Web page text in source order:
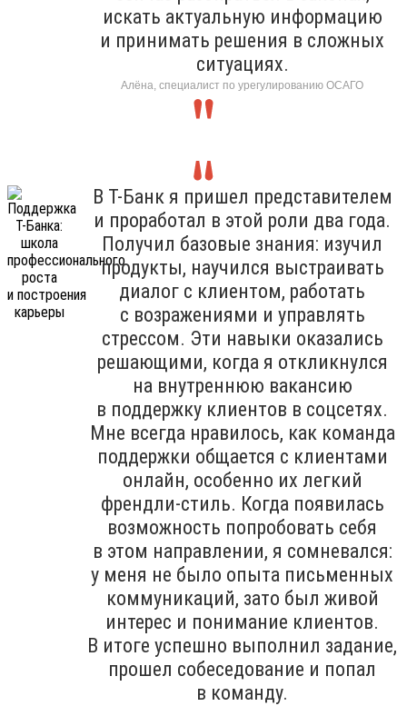
искать актуальную информацию
и принимать решения в сложных
ситуациях.
Алёна, специалист по урегулированию ОСАГО
В Т-Банк я пришел представителем
и проработал в этой роли два года.
Получил базовые знания: изучил
продукты, научился выстраивать
диалог с клиентом, работать
с возражениями и управлять
стрессом. Эти навыки оказались
решающими, когда я откликнулся
на внутреннюю вакансию
в поддержку клиентов в соцсетях.
Мне всегда нравилось, как команда
поддержки общается с клиентами
онлайн, особенно их легкий
френдли-стиль. Когда появилась
возможность попробовать себя
в этом направлении, я сомневался:
у меня не было опыта письменных
коммуникаций, зато был живой
интерес и понимание клиентов.
В итоге успешно выполнил задание,
прошел собеседование и попал
в команду.